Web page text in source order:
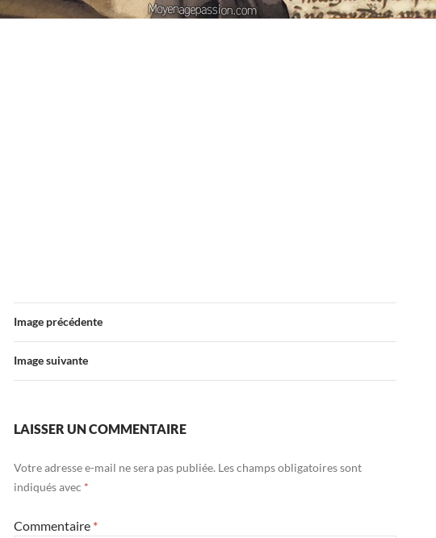
Image précédente
Image suivante
LAISSER UN COMMENTAIRE
Votre adresse e-mail ne sera pas publiée. Les champs obligatoires sont
indiqués avec *
Commentaire *